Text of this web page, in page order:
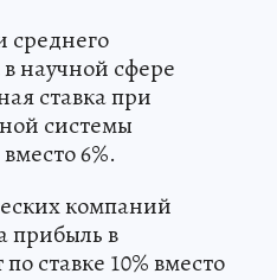
среднего
научной сфере
ставка при
системы
6%.
компаний
прибыль в
ставке 10% вместо